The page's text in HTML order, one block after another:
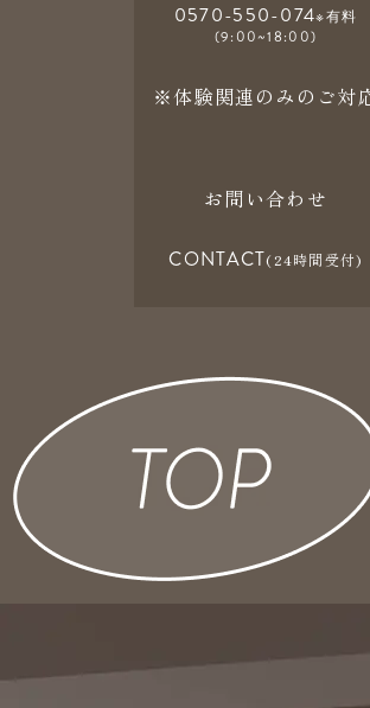
0570-550-074※有料
(9:00~18:00)
※体験関連のみのご対
お問い合わせ
CONTACT(24時間受付)